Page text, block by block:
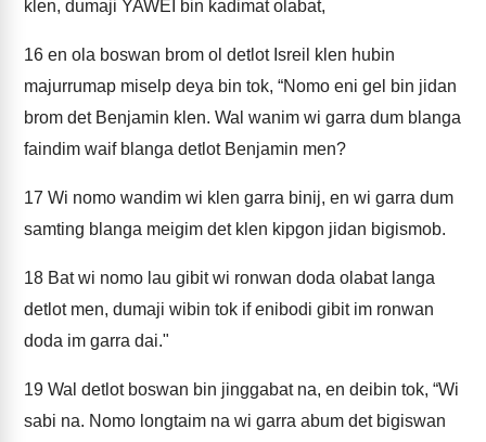
klen, dumaji YAWEI bin kadimat olabat,
16 en ola boswan brom ol detlot Isreil klen hubin
majurrumap miselp deya bin tok, “Nomo eni gel bin jidan
brom det Benjamin klen. Wal wanim wi garra dum blanga
faindim waif blanga detlot Benjamin men?
17 Wi nomo wandim wi klen garra binij, en wi garra dum
samting blanga meigim det klen kipgon jidan bigismob.
18 Bat wi nomo lau gibit wi ronwan doda olabat langa
detlot men, dumaji wibin tok if enibodi gibit im ronwan
doda im garra dai."
19 Wal detlot boswan bin jinggabat na, en deibin tok, “Wi
sabi na. Nomo longtaim na wi garra abum det bigiswan